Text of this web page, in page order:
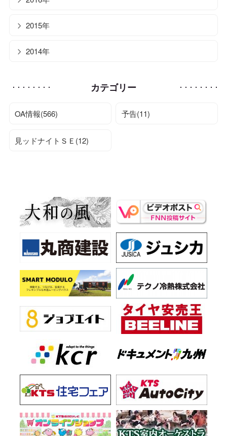
2015年
2014年
カテゴリー
OA情報(566) 予告(11)
見ッドナイトＳＥ(12)